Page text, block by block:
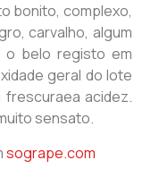
bonito, complexo,
carvalho, algum
o belo registo em
geral do lote
frescuraea acidez.
sensato.
sogrape.com